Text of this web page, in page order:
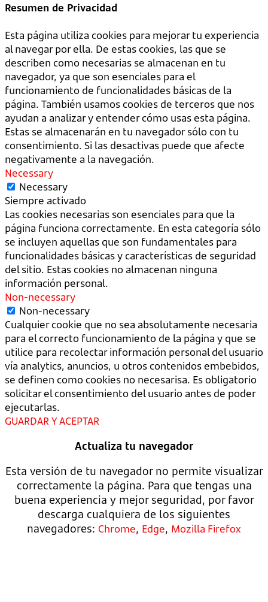
Resumen de Privacidad
Esta página utiliza cookies para mejorar tu experiencia
al navegar por ella. De estas cookies, las que se
describen como necesarias se almacenan en tu
navegador, ya que son esenciales para el
funcionamiento de funcionalidades básicas de la
página. También usamos cookies de terceros que nos
ayudan a analizar y entender cómo usas esta página.
Estas se almacenarán en tu navegador sólo con tu
consentimiento. Si las desactivas puede que afecte
negativamente a la navegación.
Necessary
Necessary
Siempre activado
Las cookies necesarias son esenciales para que la
página funciona correctamente. En esta categoría sólo
se incluyen aquellas que son fundamentales para
funcionalidades básicas y características de seguridad
del sitio. Estas cookies no almacenan ninguna
información personal.
Non-necessary
Non-necessary
Cualquier cookie que no sea absolutamente necesaria
para el correcto funcionamiento de la página y que se
utilice para recolectar información personal del usuario
vía analytics, anuncios, u otros contenidos embebidos,
se definen como cookies no necesarisa. Es obligatorio
solicitar el consentimiento del usuario antes de poder
ejecutarlas.
GUARDAR Y ACEPTAR
Actualiza tu navegador
Esta versión de tu navegador no permite visualizar
correctamente la página. Para que tengas una
buena experiencia y mejor seguridad, por favor
descarga cualquiera de los siguientes
navegadores: Chrome, Edge, Mozilla Firefox